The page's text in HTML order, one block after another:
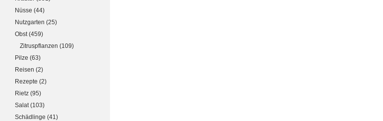
Nüsse (44)
Nutzgarten (25)
Obst(459)
Zitruspflanzen (109)
Pilze (63)
Reisen (2)
Rezepte (2)
Rietz (95)
Salat(103)
Schädlinge (41)